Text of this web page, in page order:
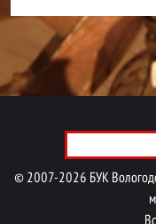
© 2007-2026 БУК